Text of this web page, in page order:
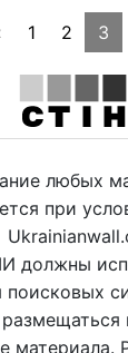
1 2 3
любых
при
должны
материала.